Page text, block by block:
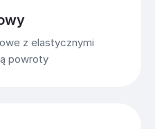
z elastycznymi
powroty